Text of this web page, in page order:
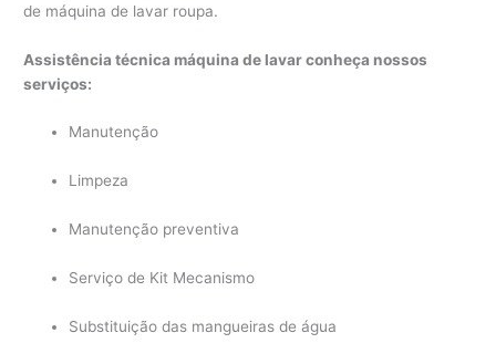
de máquina de lavar roupa.
Assistência técnica máquina de lavar conheça nossos
serviços:
Manutenção
Limpeza
Manutenção preventiva
Serviço de Kit Mecanismo
Substituição das mangueiras de água